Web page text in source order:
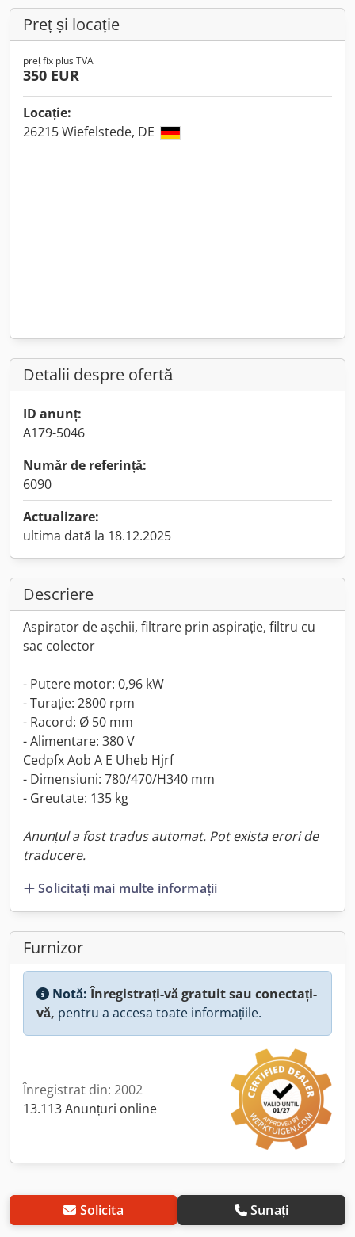
Preț și locație
preț fix plus TVA
350 EUR
Locație:
26215 Wiefelstede, DE
Detalii despre ofertă
ID anunț:
A179-5046
Număr de referință:
6090
Actualizare:
ultima dată la 18.12.2025
Descriere
Aspirator de așchii, filtrare prin aspirație, filtru cu
sac colector
- Putere motor: 0,96 kW
- Turație: 2800 rpm
- Racord: Ø 50 mm
- Alimentare: 380 V
Cedpfx Aob A E Uheb Hjrf
- Dimensiuni: 780/470/H340 mm
- Greutate: 135 kg
Anunțul a fost tradus automat. Pot exista erori de
traducere.
Solicitați mai multe informații
Furnizor
Notă:Înregistrați-vă gratuit sau conectați-
vă, pentru a accesa toate informațiile.
Înregistrat din: 2002
13.113 Anunțuri online
Solicita Sunați